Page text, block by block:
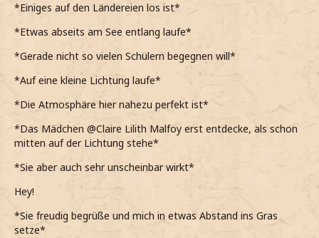
*Einiges auf den Ländereien los ist*
*Etwas abseits am See entlang laufe*
*Gerade nicht so vielen Schülern begegnen will*
*Auf eine kleine Lichtung laufe*
*Die Atmosphäre hier nahezu perfekt ist*
*Das Mädchen @Claire Lilith Malfoy erst entdecke, als schon
mitten auf der Lichtung stehe*
*Sie aber auch sehr unscheinbar wirkt*
Hey!
*Sie freudig begrüße und mich in etwas Abstand ins Gras
setze*